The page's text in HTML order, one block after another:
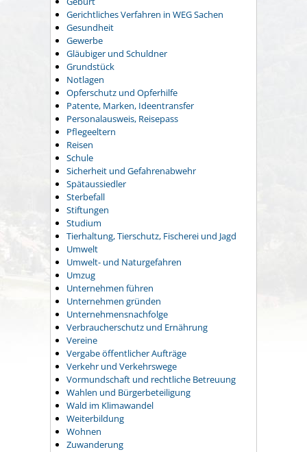
Gerichtliches Verfahren in WEG Sachen
Gesundheit
Gewerbe
Gläubiger und Schuldner
Grundstück
Notlagen
Opferschutz und Opferhilfe
Patente, Marken, Ideentransfer
Personalausweis, Reisepass
Pflegeeltern
Reisen
Schule
Sicherheit und Gefahrenabwehr
Spätaussiedler
Sterbefall
Stiftungen
Studium
Tierhaltung, Tierschutz, Fischerei und Jagd
Umwelt
Umwelt- und Naturgefahren
Umzug
Unternehmen führen
Unternehmen gründen
Unternehmensnachfolge
Verbraucherschutz und Ernährung
Vereine
Vergabe öffentlicher Aufträge
Verkehr und Verkehrswege
Vormundschaft und rechtliche Betreuung
Wahlen und Bürgerbeteiligung
Wald im Klimawandel
Weiterbildung
Wohnen
Zuwanderung